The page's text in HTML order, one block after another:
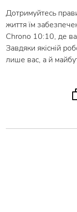
Дотримуйтесь
життя їм
Chrono 10:10, де
Завдяки якісній
лише вас, а й